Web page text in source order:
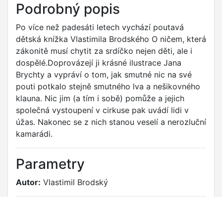
Podrobný popis
Po více než padesáti letech vychází poutavá
dětská knížka Vlastimila Brodského O ničem, která
zákonitě musí chytit za srdíčko nejen děti, ale i
dospělé.Doprovázejí ji krásné ilustrace Jana
Brychty a vypráví o tom, jak smutné nic na své
pouti potkalo stejně smutného lva a nešikovného
klauna. Nic jim (a tím i sobě) pomůže a jejich
společná vystoupení v cirkuse pak uvádí lidi v
úžas. Nakonec se z nich stanou veselí a nerozluční
kamarádi.
Parametry
Autor: Vlastimil Brodský